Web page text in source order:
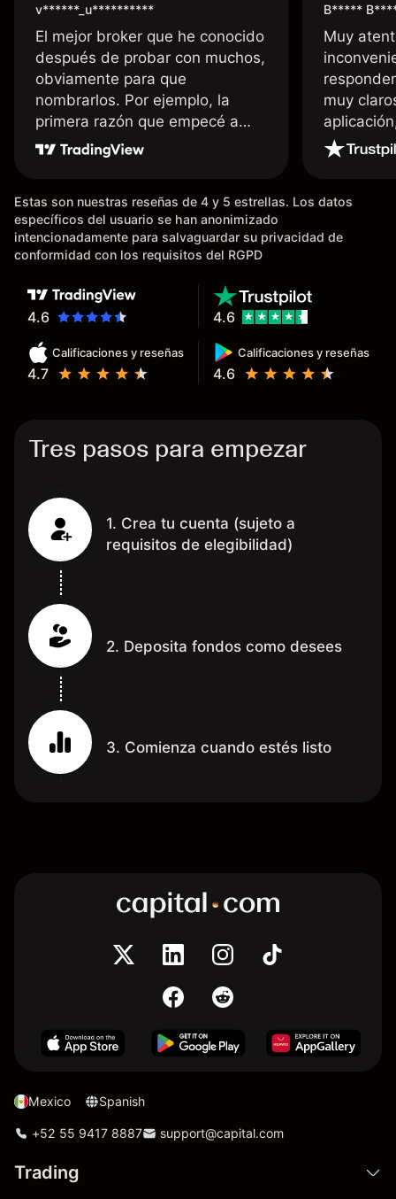
v******_u**********
El mejor broker que he conocido
después de probar con muchos,
obviamente para que
nombrarlos. Por ejemplo, la
primera razón que empecé a
usar Capital fue la llegada de mi
dinero de inmediato a mi cuenta
existentes en el mercado que
tardan días o tienen mucha
burocracia; y la segunda razón,
hecho de operar en un mercado
determinado, debido a los
spread y al volumen existente.
Mientras más activo seas, más
dinero te reembolsa. Muchas
B*****
Muy
muy
Estas son nuestras reseñas de 4 y 5 estrellas. Los datos
específicos del usuario se han anonimizado
intencionadamente para salvaguardar su privacidad de
conformidad con los requisitos del RGPD
4.6
Calificaciones y reseñas
4.7
Calificaciones y reseñas
4.6
4.6
Tres pasos para empezar
1. Crea tu cuenta (sujeto a
requisitos de elegibilidad)
2. Deposita fondos como desees
3. Comienza cuando estés listo
Mexico Spanish
+52 55 9417 8887 support@capital.com
Trading